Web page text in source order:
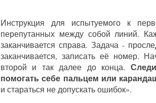
Инструкция для испытуемого к
перепутанных между собой линий.
заканчивается справа. Задача ‑
заканчивается, записать её номер.
второй и так далее до конца.
помогать себе пальцем или
и стараться не допускать ошибок».